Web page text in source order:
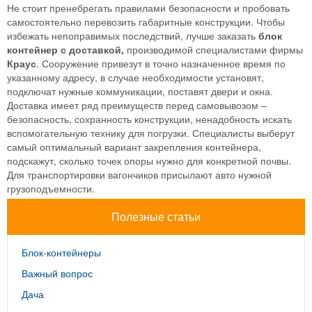
Не стоит пренебрегать правилами безопасности и пробовать
самостоятельно перевозить габаритные конструкции. Чтобы
избежать непоправимых последствий, лучше заказать блок
контейнер с доставкой, производимой специалистами фирмы
Краус. Сооружение привезут в точно назначенное время по
указанному адресу, в случае необходимости установят,
подключат нужные коммуникации, поставят двери и окна.
Доставка имеет ряд преимуществ перед самовывозом –
безопасность, сохранность конструкции, ненадобность искать
вспомогательную технику для погрузки. Специалисты выберут
самый оптимальный вариант закрепления контейнера,
подскажут, сколько точек опоры нужно для конкретной почвы.
Для транспортировки вагончиков присылают авто нужной
грузоподъемности.
Полезные статьи
Блок-контейнеры
Важный вопрос
Дача